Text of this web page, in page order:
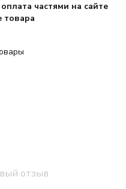
частями на сайте
товара
отзыв